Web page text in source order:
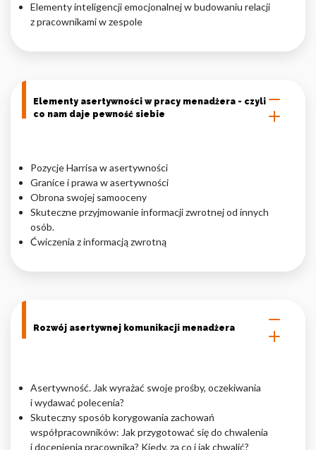
Elementy inteligencji emocjonalnej w budowaniu relacji
z pracownikami w zespole
Elementy asertywności w pracy menadżera - czyli
co nam daje pewność siebie
Pozycje Harrisa w asertywności
Granice i prawa w asertywności
Obrona swojej samooceny
Skuteczne przyjmowanie informacji zwrotnej od innych
osób.
Ćwiczenia z informacją zwrotną
Rozwój asertywnej komunikacji menadżera
Asertywność. Jak wyrażać swoje prośby, oczekiwania
i wydawać polecenia?
Skuteczny sposób korygowania zachowań
współpracowników: Jak przygotować się do chwalenia
i docenienia pracownika? Kiedy, za co i jak chwalić?